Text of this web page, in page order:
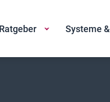
Ratgeber Systeme